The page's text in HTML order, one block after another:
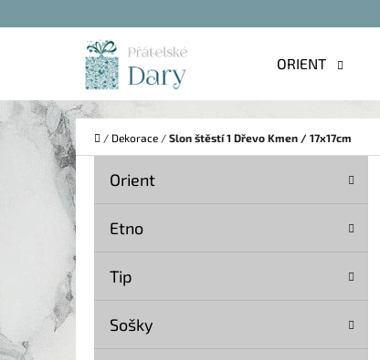
ORIENT
Domů
/ Dekorace / Slon štěstí 1 Dřevo Kmen / 17x17cm
P
O
S
T
A
Přeskočit
Orient
Etno
Tip
Sošky
Í
K
Zpět
obchodu
Zpět
obchodu